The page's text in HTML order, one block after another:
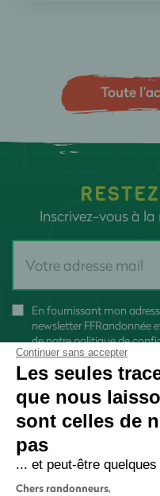
Toute
Inscrivez-vous à
En fournissant mon
newsletter FFRandonnée
denotre politique de
Continuer sans accepter
Les seules
que nous
sont celles de
pas
... et peut-être
Chers randonneurs,